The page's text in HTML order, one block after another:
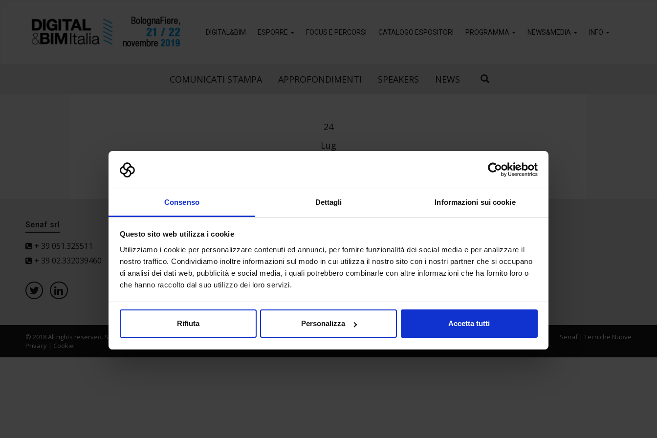
Consenso Dettagli Informazioni sui cookie
Questo sito web utilizza i cookie
Utilizziamo i cookie per personalizzare contenuti ed annunci, per fornire funzionalità dei social media e per analizzare il
nostro traffico. Condividiamo inoltre informazioni sul modo in cui utilizza il nostro sito con i nostri partner che si occupano
di analisi dei dati web, pubblicità e social media, i quali potrebbero combinarle con altre informazioni che ha fornito loro o
che hanno raccolto dal suo utilizzo dei loro servizi.
Rifiuta Personalizza Accetta tutti
DIGITAL&BIM ESPORRE FOCUS E PERCORSI CATALOGO ESPOSITORI PROGRAMMA NEWS&MEDIA INFO
COMUNICATI STAMPA APPROFONDIMENTI SPEAKERS NEWS
24
Lug
Senaf srl
+ 39 051.325511
+ 39 02.332039460
© 2018 All rights reserved. Senaf srl - Gruppo Tecniche Nuove Spa - P.IVA 06382730155 - C.F. 02213830371
Privacy | Cookie
Senaf| Tecniche Nuove